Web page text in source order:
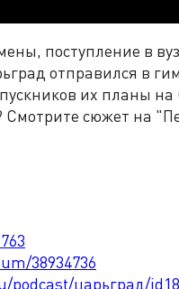
поступление в
отправился в
их планы
Смотрите сюжет на
38934736
царьград/